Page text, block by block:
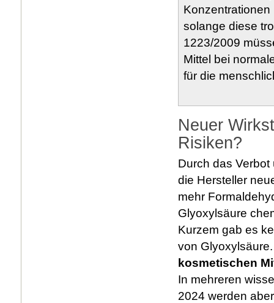
solange diese
1223/2009
Mittel bei
für die
Neuer
Risiken?
Durch das
die Hersteller
mehr
Glyoxylsäure
Kurzem gab es
von
kosmetischen
In mehreren
2024 werden